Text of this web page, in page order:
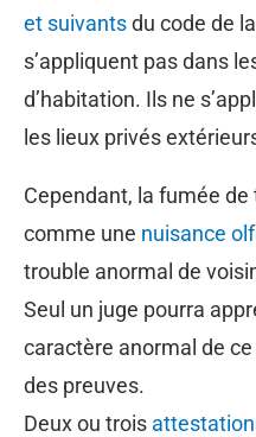
et suivantsdu code de
s’appliquent pas dans
d’habitation. Ils ne
les lieux privés
Cependant, la fumée
comme une nuisance
trouble anormal de
Seul un juge pourra
caractère anormal de
des preuves.
Deux ou trois